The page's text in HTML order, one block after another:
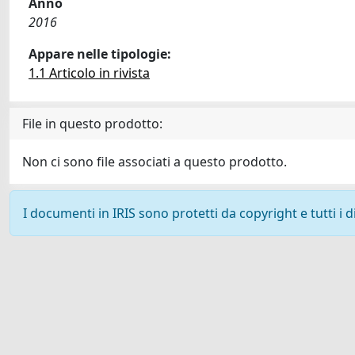
2016
Appare nelle tipologie:
1.1 Articolo in rivista
File in questo prodotto:
Non ci sono file associati a questo prodotto.
I documenti in IRIS sono protetti da copyright e tutti i